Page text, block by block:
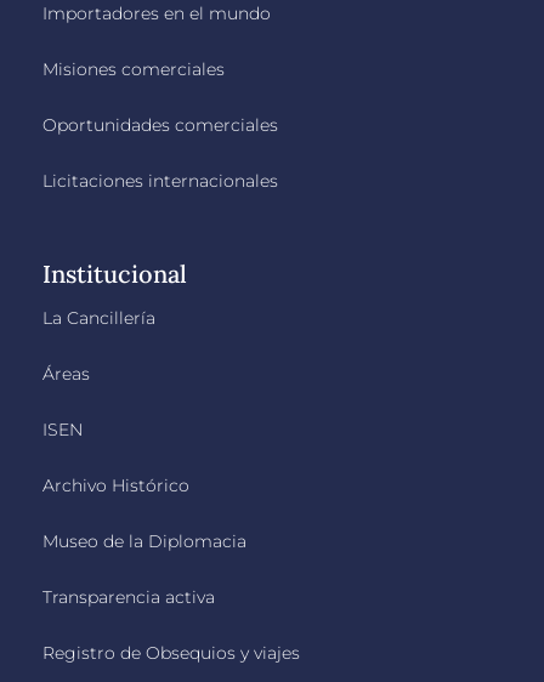
Importadores en el mundo
Misiones comerciales
Oportunidades comerciales
Licitaciones internacionales
Institucional
La Cancillería
Áreas
ISEN
Archivo Histórico
Museo de la Diplomacia
Transparencia activa
Registro de Obsequios y viajes